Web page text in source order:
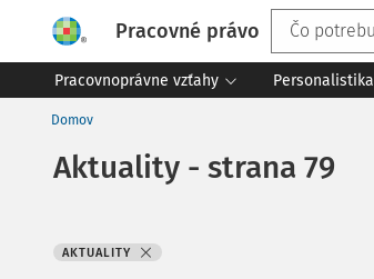
Pracovné právo
Pracovnoprávne vzťahy Personalistika
Domov
Aktuality - strana 79
AKTUALITY